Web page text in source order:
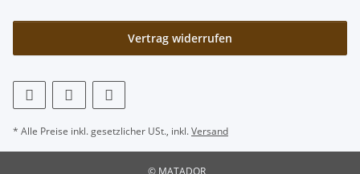
Vertrag widerrufen
* Alle Preise inkl. gesetzlicher USt., inkl.Versand
© MATADOR